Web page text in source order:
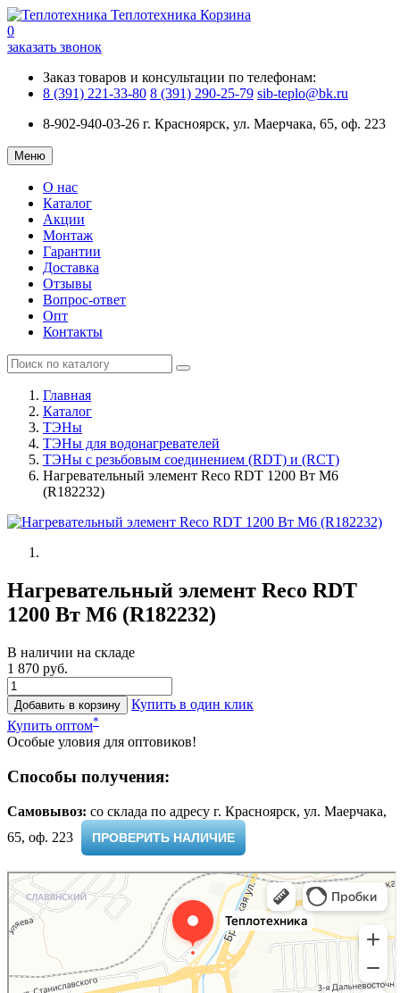
Теплотехника Корзина
0
заказать звонок
Заказ товаров и консультации по телефонам:
8 (391) 221-33-80 8 (391) 290-25-79 sib-teplo@bk.ru
8-902-940-03-26 г. Красноярск, ул. Маерчака, 65, оф. 223
Меню
О нас
Каталог
Акции
Монтаж
Гарантии
Доставка
Отзывы
Вопрос-ответ
Опт
Контакты
Главная
Каталог
ТЭНы
ТЭНы для водонагревателей
ТЭНы с резьбовым соединением (RDT) и (RCT)
Нагревательный элемент Reco RDT 1200 Вт M6
(R182232)
Нагревательный элемент Reco RDT
1200 Вт M6 (R182232)
В наличии на складе
1 870 руб.
Добавить в корзину
Купить в один клик
Купить оптом*
Особые уловия для оптовиков!
Способы получения:
Самовывоз: cо склада по адресу г. Красноярск, ул. Маерчака,
65, оф. 223 ​
ПРОВЕРИТЬ НАЛИЧИЕ